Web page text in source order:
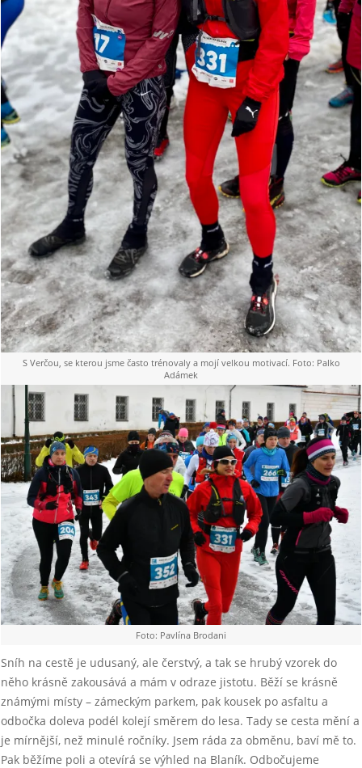
S Verčou, se kterou jsme často trénovaly a mojí velkou motivací. Foto: Palko
Adámek
Foto: Pavlína Brodani
Sníh na cestě je udusaný, ale čerstvý, a tak se hrubý vzorek do
něho krásně zakousává a mám v odraze jistotu. Běží se krásně
známými místy – zámeckým parkem, pak kousek po asfaltu a
odbočka doleva podél kolejí směrem do lesa. Tady se cesta mění a
je mírnější, než minulé ročníky. Jsem ráda za obměnu, baví mě to.
Pak běžíme poli a otevírá se výhled na Blaník. Odbočujeme